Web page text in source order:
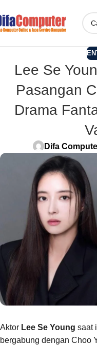
Lee Se
Pasangan
Drama
Difa
Aktor Lee Se Young saat
bergabung dengan Choo